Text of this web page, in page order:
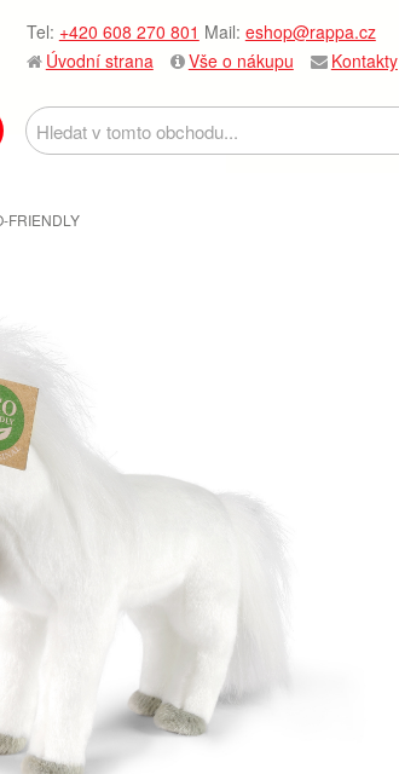
Tel: +420 608 270 801 Mail: eshop@rappa.cz
Úvodní strana
Vše o nákupu Kontakty
FRIENDLY